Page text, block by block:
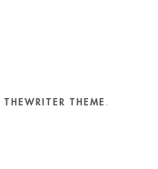
THEWRITER THEME.